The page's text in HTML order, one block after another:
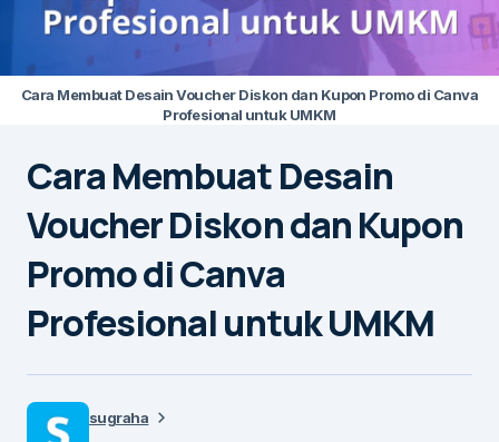
Cara Membuat Desain Voucher Diskon dan Kupon Promo di Canva
Profesional untuk UMKM
Cara Membuat Desain
Voucher Diskon dan Kupon
Promo di Canva
Profesional untuk UMKM
sugraha